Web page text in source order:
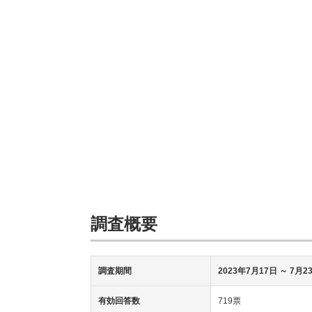
調査概要
調査期間 2023年7月17日 ～ 7月
有効回答数 719票